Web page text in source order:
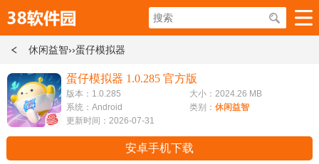
休闲益智››蛋仔模拟器
蛋仔模拟器 1.0.285 官方版
版本：1.0.285
大小：2024.26 MB
系统：Android
类别： 休闲益智
更新时间：2026-07-31
安卓手机下载